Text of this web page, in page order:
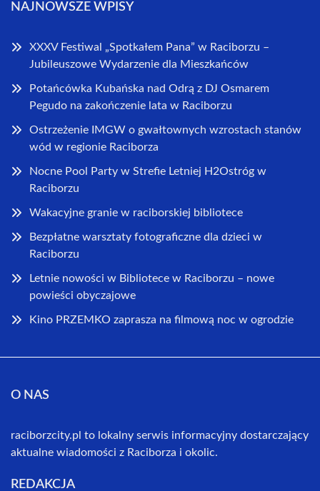
NAJNOWSZE WPISY
XXXV Festiwal „Spotkałem Pana” w Raciborzu –
Jubileuszowe Wydarzenie dla Mieszkańców
Potańcówka Kubańska nad Odrą z DJ Osmarem
Pegudo na zakończenie lata w Raciborzu
Ostrzeżenie IMGW o gwałtownych wzrostach stanów
wód w regionie Raciborza
Nocne Pool Party w Strefie Letniej H2Ostróg w
Raciborzu
Wakacyjne granie w raciborskiej bibliotece
Bezpłatne warsztaty fotograficzne dla dzieci w
Raciborzu
Letnie nowości w Bibliotece w Raciborzu – nowe
powieści obyczajowe
Kino PRZEMKO zaprasza na filmową noc w ogrodzie
O NAS
raciborzcity.pl to lokalny serwis informacyjny dostarczający
aktualne wiadomości z Raciborza i okolic.
REDAKCJA